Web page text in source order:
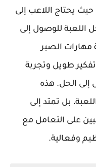
يحتاج اللاعب إلى
اللعبة للوصول إلى
مهارات الصبر
طويل وتجربة
إلى الحل. هذه
بل تمتد إلى
على التعامل مع
وفعالية.